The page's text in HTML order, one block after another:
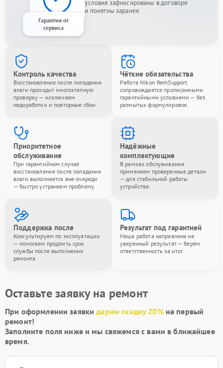
Гарантия от
сервиса
условия зафиксированы в договоре
и понятны заранее.
Контроль качества
Восстановление после попадания
влаги проходит многоэтапную
проверку — исключаем
недоработки и повторные сбои.
Чёткие обязательства
Работа Nikon RemSupport
сопровождается прописанными
гарантийными условиями — без
размытых формулировок.
Приоритетное
обслуживание
При гарантийном случае
восстановление после попадания
влаги выполняется вне очереди
— быстро устраняем проблему.
Надёжные
комплектующие
В рамках обслуживания
применяем проверенные детали
— для стабильной работы
устройства.
Поддержка после
Консультируем по эксплуатации
— помогаем продлить срок
службы после выполнения
ремонта.
Результат под гарантией
Наша работа направлена на
уверенный результат — берём
ответственность за итог.
Оставьте заявку на ремонт
При оформлении заявкидарим скидку 20%на первый
ремонт!
Заполните поля ниже и мы свяжемся с вами в ближайшее
время.